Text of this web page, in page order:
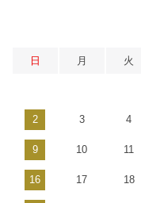
日 月 火
2 3 4
9 10 11
16 17 18